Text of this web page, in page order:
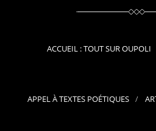
ACCUEIL : TOUT SUR OUPOLI
APPEL À TEXTES POÉTIQUES